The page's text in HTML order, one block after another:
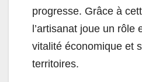
progresse. Grâce à
l’artisanat joue un rôle
vitalité économique et
territoires.